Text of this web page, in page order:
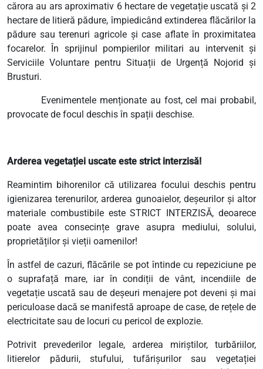
cărora au ars aproximativ 6 hectare de vegetație uscată și 2
hectare de litieră pădure, împiedicând extinderea flăcărilor la
pădure sau terenuri agricole și case aflate în proximitatea
focarelor. În sprijinul pompierilor militari au intervenit și
Serviciile Voluntare pentru Situații de Urgență Nojorid și
Brusturi.
Evenimentele menționate au fost, cel mai probabil,
provocate de focul deschis în spații deschise.
Arderea vegetației uscate este strict interzisă!
Reamintim bihorenilor că utilizarea focului deschis pentru
igienizarea terenurilor, arderea gunoaielor, deșeurilor și altor
materiale combustibile este STRICT INTERZISĂ, deoarece
poate avea consecințe grave asupra mediului, solului,
proprietăților și vieții oamenilor!
În astfel de cazuri, flăcările se pot întinde cu repeziciune pe
o suprafață mare, iar în condiții de vânt, incendiile de
vegetație uscată sau de deșeuri menajere pot deveni și mai
periculoase dacă se manifestă aproape de case, de rețele de
electricitate sau de locuri cu pericol de explozie.
Potrivit prevederilor legale, arderea miriștilor, turbăriilor,
litierelor pădurii, stufului, tufărișurilor sau vegetației